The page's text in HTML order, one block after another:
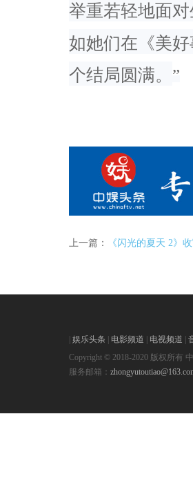
举重若轻地面
如她们在《美
个结局圆满。 ”
上一篇： 《闪光的夏天 2》
娱乐头条 电影频道 电视频道
Copyright © 2018-2020 版权所有
服务邮箱：